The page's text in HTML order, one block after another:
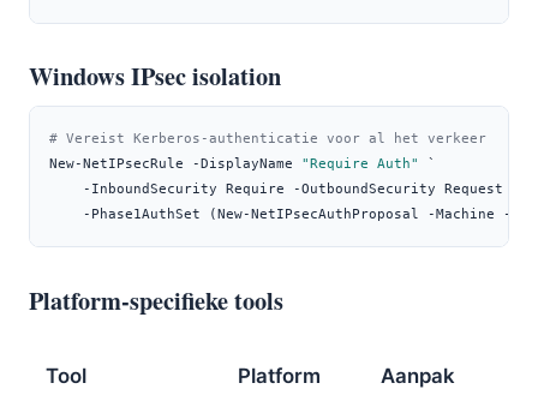
Windows IPsec isolation
# Vereist Kerberos-authenticatie voor al het verkeer
New-NetIPsecRule
-DisplayName "Require Auth"
`
- InboundSecurity Require -OutboundSecurity Request `
- Phase1AuthSet (New-NetIPsecAuthProposal -Machine -
Platform-specifieke tools
Tool Platform Aanpak